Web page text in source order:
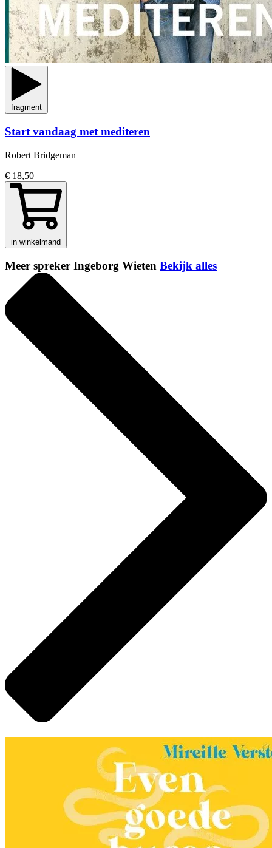
fragment
Start vandaag met mediteren
Robert Bridgeman
€ 18,50
in winkelmand
Meer spreker Ingeborg Wieten Bekijk alles